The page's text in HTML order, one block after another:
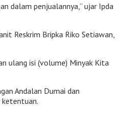
dalam penjualannya,” ujar Ipda
Reskrim Bripka Riko Setiawan,
ulang isi (volume) Minyak Kita
Andalan Dumai dan
ketentuan.